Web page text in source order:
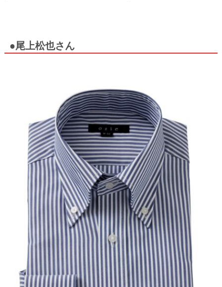
●尾上松也さん